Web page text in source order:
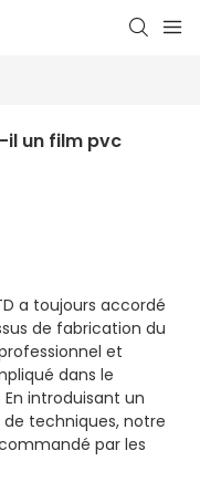
un film pvc
a toujours accordé
de fabrication du
et
dans le
introduisant un
techniques, notre
par les